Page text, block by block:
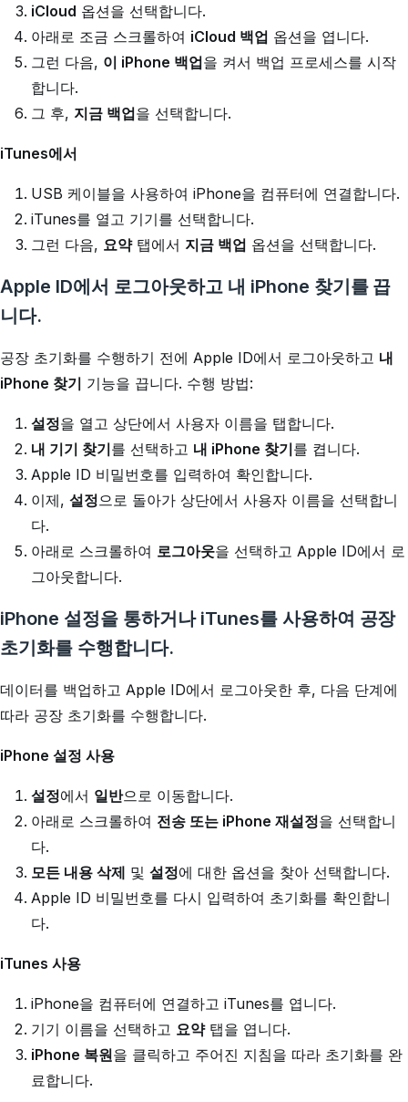
iCloud 옵션을 선택합니다.
아래로 조금 스크롤하여 iCloud 백업 옵션을 엽니다.
그런 다음, 이 iPhone 백업을 켜서 백업 프로세스를 시작
합니다.
그 후, 지금 백업을 선택합니다.
iTunes에서
USB 케이블을 사용하여 iPhone을 컴퓨터에 연결합니다.
iTunes를 열고 기기를 선택합니다.
그런 다음, 요약탭에서 지금 백업 옵션을 선택합니다.
Apple ID에서 로그아웃하고 내 iPhone 찾기를 끕
니다.
공장 초기화를 수행하기 전에 Apple ID에서 로그아웃하고 내
iPhone 찾기 기능을 끕니다. 수행 방법:
설정을 열고 상단에서 사용자 이름을 탭합니다.
내 기기 찾기를 선택하고 내 iPhone 찾기를 켭니다.
Apple ID 비밀번호를 입력하여 확인합니다.
이제, 설정으로 돌아가 상단에서 사용자 이름을 선택합니
다.
아래로 스크롤하여 로그아웃을 선택하고 Apple ID에서 로
그아웃합니다.
iPhone 설정을 통하거나 iTunes를 사용하여 공장
초기화를 수행합니다.
데이터를 백업하고 Apple ID에서 로그아웃한 후, 다음 단계에
따라 공장 초기화를 수행합니다.
iPhone 설정 사용
설정에서 일반으로 이동합니다.
아래로 스크롤하여 전송 또는 iPhone 재설정을 선택합니
다.
모든 내용 삭제 및 설정에 대한 옵션을 찾아 선택합니다.
Apple ID 비밀번호를 다시 입력하여 초기화를 확인합니
다.
iTunes 사용
iPhone을 컴퓨터에 연결하고 iTunes를 엽니다.
기기 이름을 선택하고 요약탭을 엽니다.
iPhone 복원을 클릭하고 주어진 지침을 따라 초기화를 완
료합니다.